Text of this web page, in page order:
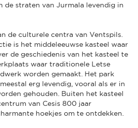
de straten van Jurmala levendig in
de culturele centra van Ventspils.
is het middeleeuwse kasteel waar
de geschiedenis van het kasteel te
waar traditionele Letse
worden gemaakt. Het park
erg levendig, vooral als er in
gehouden. Buiten het kasteel
van Cesis 800 jaar
hoekjes om te ontdekken.